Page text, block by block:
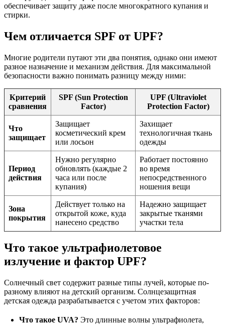
обеспечивает защиту даже после многократного купания и
стирки.
Чем отличается SPF от UPF?
Многие родители путают эти два понятия, однако они имеют
разное назначение и механизм действия. Для максимальной
безопасности важно понимать разницу между ними:
Критерий
сравнения
SPF (Sun Protection
Factor)
UPF (Ultraviolet
Protection Factor)
Что
защищает
Защищает
косметический крем
или лосьон
Захищает
технологичная ткань
одежды
Период
действия
Нужно регулярно
обновлять (каждые 2
часа или после
купания)
Работает постоянно
во время
непосредственного
ношения вещи
Зона
покрытия
Действует только на
открытой коже, куда
нанесено средство
Надежно защищает
закрытые тканями
участки тела
Что такое ультрафиолетовое
излучение и фактор UPF?
Солнечный свет содержит разные типы лучей, которые по-
разному влияют на детский организм. Солнцезащитная
детская одежда разрабатывается с учетом этих факторов:
Что такое UVA? Это длинные волны ультрафиолета,